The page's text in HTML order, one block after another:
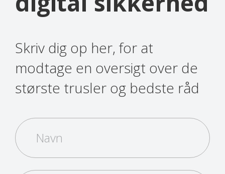
Skriv dig op her, for at
modtage en oversigt over de
største trusler og bedste råd